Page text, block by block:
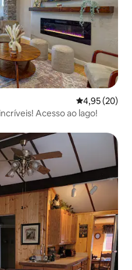
4,95 de uma
4,95 (20)
Acesso ao lago!
dos hóspedes